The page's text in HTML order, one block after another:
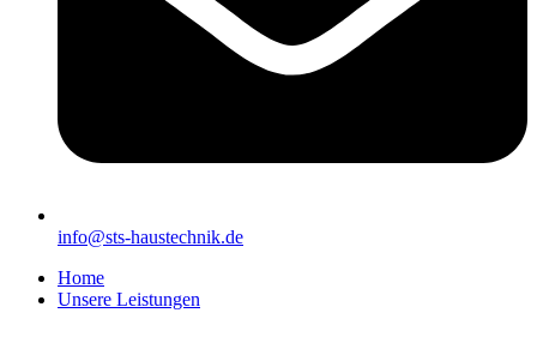
info@sts-haustechnik.de
Home
Unsere Leistungen